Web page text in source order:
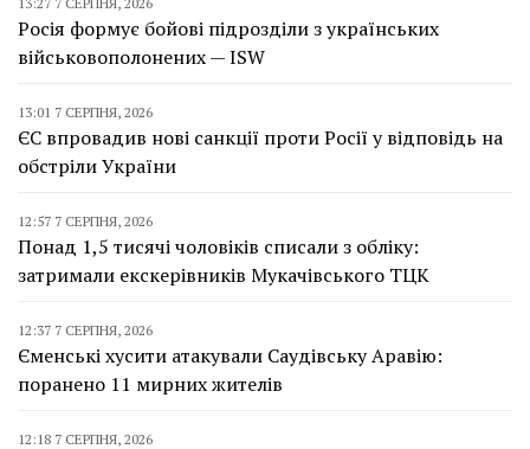
Росія формує бойові підрозділи з українських
військовополонених — ISW
13:01 7 СЕРПНЯ, 2026
ЄС впровадив нові санкції проти Росії у відповідь на
обстріли України
12:57 7 СЕРПНЯ, 2026
Понад 1,5 тисячі чоловіків списали з обліку:
затримали екскерівників Мукачівського ТЦК
12:37 7 СЕРПНЯ, 2026
Єменські хусити атакували Саудівську Аравію:
поранено 11 мирних жителів
12:18 7 СЕРПНЯ, 2026